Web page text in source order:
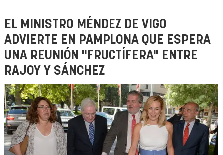
EL MINISTRO MÉNDEZ DE VIGO
ADVIERTE EN PAMPLONA QUE ESPERA
UNA REUNIÓN "FRUCTÍFERA" ENTRE
RAJOY Y SÁNCHEZ